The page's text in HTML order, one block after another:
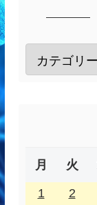
月 火
1 2